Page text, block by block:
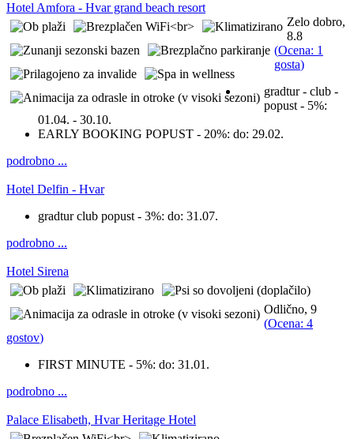
Hotel Amfora - Hvar grand beach resort
Zelo dobro,
8.8
(Ocena: 1
gosta)
gradtur - club -
popust - 5%:
01.04. - 30.10.
EARLY BOOKING POPUST - 20%: do: 29.02.
podrobno ...
Hotel Delfin - Hvar
gradtur club popust - 3%: do: 31.07.
podrobno ...
Hotel Sirena
Odlično, 9
(Ocena: 4
gostov)
FIRST MINUTE - 5%: do: 31.01.
podrobno ...
Palace Elisabeth, Hvar Heritage Hotel